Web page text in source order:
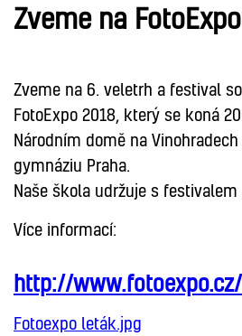
Zveme na
Zveme na 6. veletrh a festival
FotoExpo 2018, který se koná
Národním domě na
gymnáziu Praha.
Naše škola udržuje s
Více informací:
http://www.fotoexpo.cz/
Fotoexpo leták.jpg